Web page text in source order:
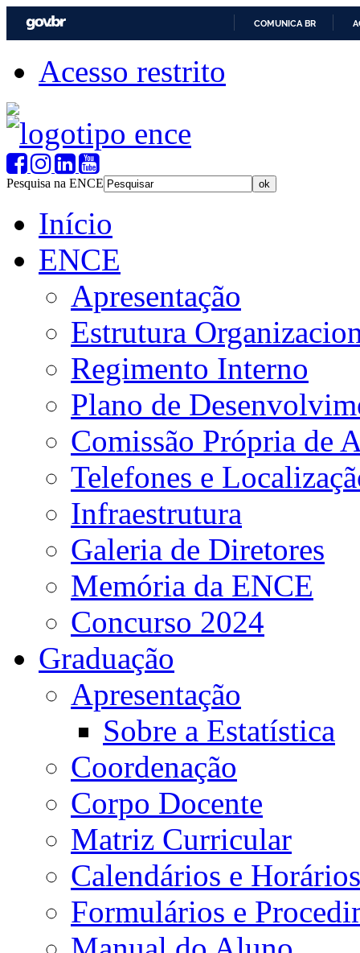
COMUNICA BR
Acesso restrito
Pesquisa na ENCE
Início
ENCE
Apresentação
Estrutura
Regimento Interno
Plano de
Comissão Própria de
Telefones e
Infraestrutura
Galeria de Diretores
Memória da ENCE
Concurso 2024
Graduação
Apresentação
Sobre a Estatística
Coordenação
Corpo Docente
Matriz Curricular
Calendários e Horários
Formulários e